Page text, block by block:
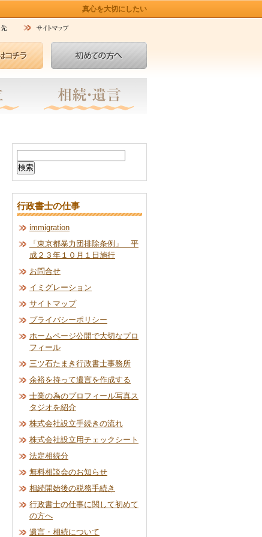
真心を大切にしたい
索:
行政書士の仕事
immigration
「東京都暴力団排除条例」 平
成２３年１０月１日施行
お問合せ
イミグレーション
サイトマップ
プライバシーポリシー
ホームページ公開で大切なプロ
フィール
三ツ石たまき行政書士事務所
余裕を持って遺言を作成する
士業の為のプロフィール写真ス
タジオを紹介
株式会社設立手続きの流れ
株式会社設立用チェックシート
法定相続分
無料相談会のお知らせ
相続開始後の税務手続き
行政書士の仕事に関して初めて
の方へ
遺言・相続について